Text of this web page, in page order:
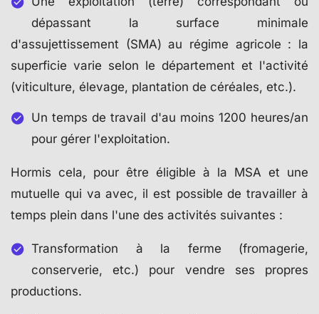
dépassant la surface minimale
d'assujettissement (SMA) au régime agricole : la
superficie varie selon le département et l'activité
(viticulture, élevage, plantation de céréales, etc.).
Un temps de travail d'au moins 1200 heures/an
pour gérer l'exploitation.
Hormis cela, pour être éligible à la MSA et une
mutuelle qui va avec, il est possible de travailler à
temps plein dans l'une des activités suivantes :
Transformation à la ferme (fromagerie,
conserverie, etc.) pour vendre ses propres
productions.